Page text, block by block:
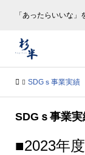
「あったらいいな」
SDGｓ事業実績
SDGｓ事業実
■2023年度